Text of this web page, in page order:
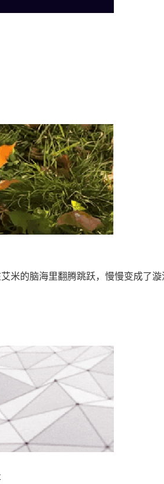
米的脑海里翻腾跳跃，慢慢变成了漩